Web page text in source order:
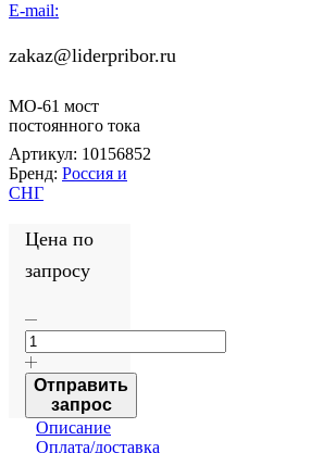
E-mail:
zakaz@liderpribor.ru
МО-61 мост
постоянного тока
Артикул: 10156852
Бренд: Россия и
СНГ
Цена по
запросу
Количество
МО-61
мост
постоянного
тока
Отправить
запрос
Описание
Оплата/доставка